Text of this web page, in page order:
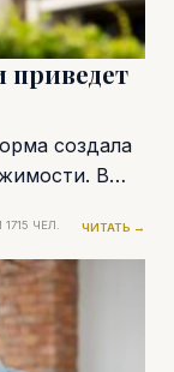
приведет
создала
В
Получение...
ЧЕЛ. ЧИТАТЬ →